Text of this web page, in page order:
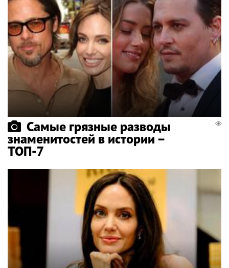
Самые грязные разводы
знаменитостей в истории –
ТОП-7